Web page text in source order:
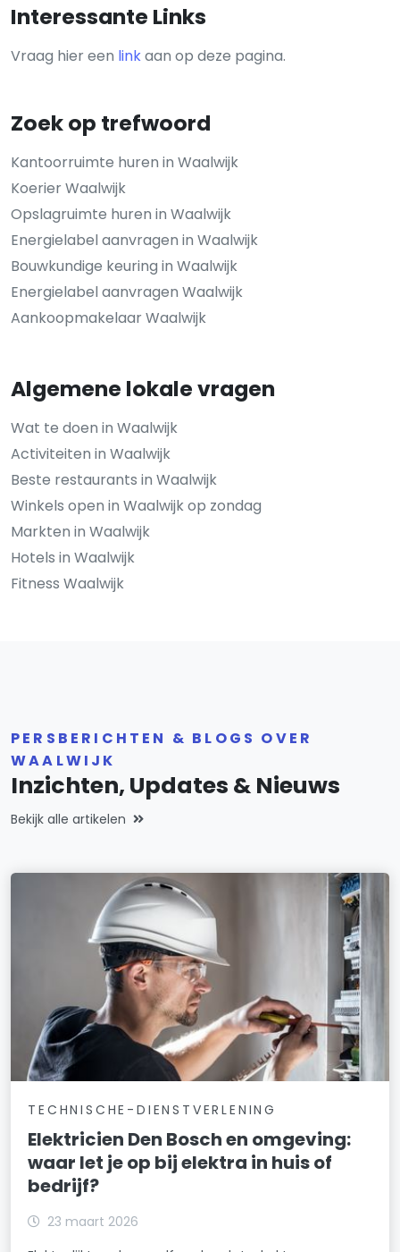
Interessante Links
Vraag hier een linkaan op deze pagina.
Zoek op trefwoord
Kantoorruimte huren in Waalwijk
Koerier Waalwijk
Opslagruimte huren in Waalwijk
Energielabel aanvragen in Waalwijk
Bouwkundige keuring in Waalwijk
Energielabel aanvragen Waalwijk
Aankoopmakelaar Waalwijk
Algemene lokale vragen
Wat te doen in Waalwijk
Activiteiten in Waalwijk
Beste restaurants in Waalwijk
Winkels open in Waalwijk op zondag
Markten in Waalwijk
Hotels in Waalwijk
Fitness Waalwijk
PERSBERICHTEN & BLOGS OVER
WAALWIJK
Inzichten, Updates & Nieuws
Bekijk alle artikelen
TECHNISCHE-DIENSTVERLENING
Elektricien Den Bosch en omgeving:
waar let je op bij elektra in huis of
bedrijf?
23 maart 2026